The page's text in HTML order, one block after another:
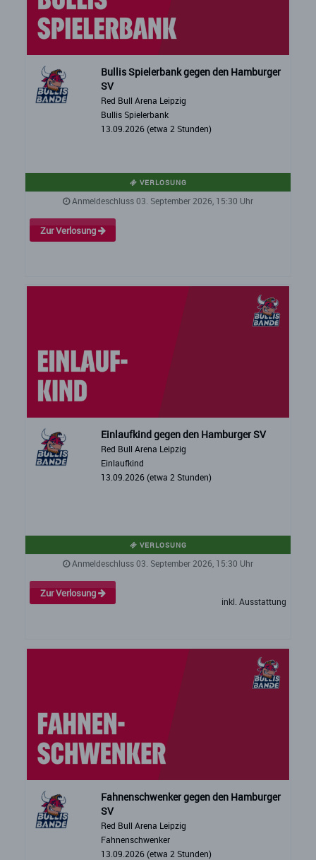
Bullis Spielerbank gegen den Hamburger
SV
Red Bull Arena Leipzig
Bullis Spielerbank
13.09.2026 (etwa 2 Stunden)
VERLOSUNG
Anmeldeschluss 03. September 2026, 15:30 Uhr
Zur Verlosung
Einlaufkind gegen den Hamburger SV
Red Bull Arena Leipzig
Einlaufkind
13.09.2026 (etwa 2 Stunden)
VERLOSUNG
Anmeldeschluss 03. September 2026, 15:30 Uhr
Zur Verlosung
inkl. Ausstattung
Fahnenschwenker gegen den Hamburger
SV
Red Bull Arena Leipzig
Fahnenschwenker
13.09.2026 (etwa 2 Stunden)